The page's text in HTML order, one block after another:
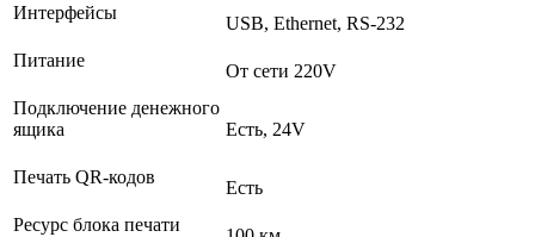
Интерфейсы
USB, Ethernet, RS-232
Питание
От сети 220V
Подключение денежного
ящика
Есть, 24V
Печать QR-кодов
Есть
Ресурс блока печати